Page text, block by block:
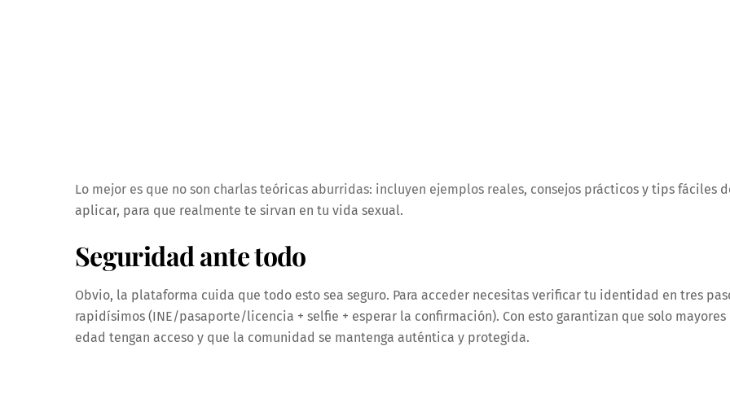
Lo mejor es que no son charlas teóricas aburridas: incluyen ejemplos reales, consejos prácticos y tips fáciles
aplicar, para que realmente te sirvan en tu vida sexual.
Seguridad ante todo
Obvio, la plataforma cuida que todo esto sea seguro. Para acceder necesitas verificar tu identidad en tres
rapidísimos (INE/pasaporte/licencia + selfie + esperar la confirmación). Con esto garantizan que solo mayores
edad tengan acceso y que la comunidad se mantenga auténtica y protegida.